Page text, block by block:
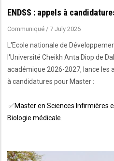
ENDSS : appels à
Communiqué / 7 July 2026
L'Ecole nationale de
l'Université Cheikh Anta Diop de
académique 2026-2027, lance les
à candidatures pour Master :
✅Master en Sciences Infirmières
Biologie médicale.